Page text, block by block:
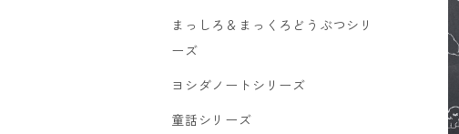
まっしろ＆まっくろどうぶつシリ
ーズ
ヨシダノートシリーズ
童話シリーズ